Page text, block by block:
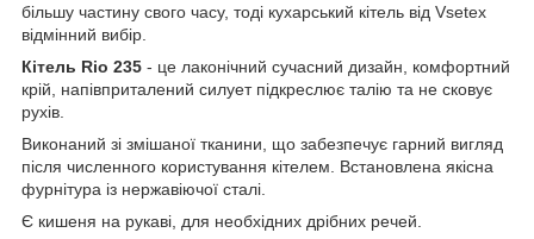
більшу частину свого часу, тоді кухарський кітель від Vsetex
відмінний вибір.
Кітель Rio 235 - це лаконічний сучасний дизайн, комфортний
крій, напівприталений силует підкреслює талію та не сковує
рухів.
Виконаний зі змішаної тканини, що забезпечує гарний вигляд
після численного користування кітелем. Встановлена якісна
фурнітура із нержавіючої сталі.
Є кишеня на рукаві, для необхідних дрібних речей.